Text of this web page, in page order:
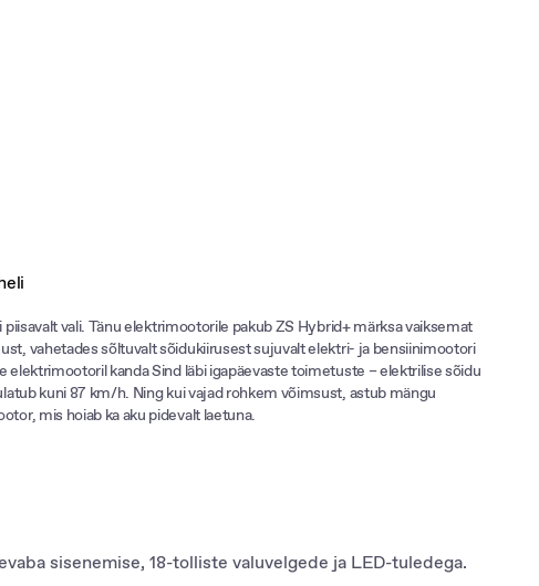
piisavalt vali. Tänu elektrimootorile pakub ZS Hybrid+ märksa vaiksemat
vahetades sõltuvalt sõidukiirusest sujuvalt elektri- ja bensiinimootori
elektrimootoril kanda Sind läbi igapäevaste toimetuste – elektrilise sõidu
kuni 87 km/h. Ning kui vajad rohkem võimsust, astub mängu
mis hoiab ka aku pidevalt laetuna.
sisenemise, 18-tolliste valuvelgede ja LED-tuledega.